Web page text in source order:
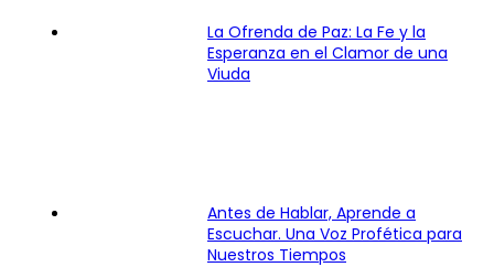
La Ofrenda de Paz: La Fe y la
Esperanza en el Clamor de una
Viuda
Antes de Hablar, Aprende a
Escuchar. Una Voz Profética para
Nuestros Tiempos